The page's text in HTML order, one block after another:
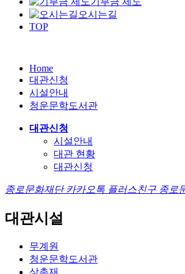
오시는길
TOP
Home
대관신청
시설안내
청운문학도서관
대관신청
시설안내
대관 현황
대관신청
종로문화재단 카카오톡 플러스친구 종로
대관시설
무계원
청운문학도서관
상촌재